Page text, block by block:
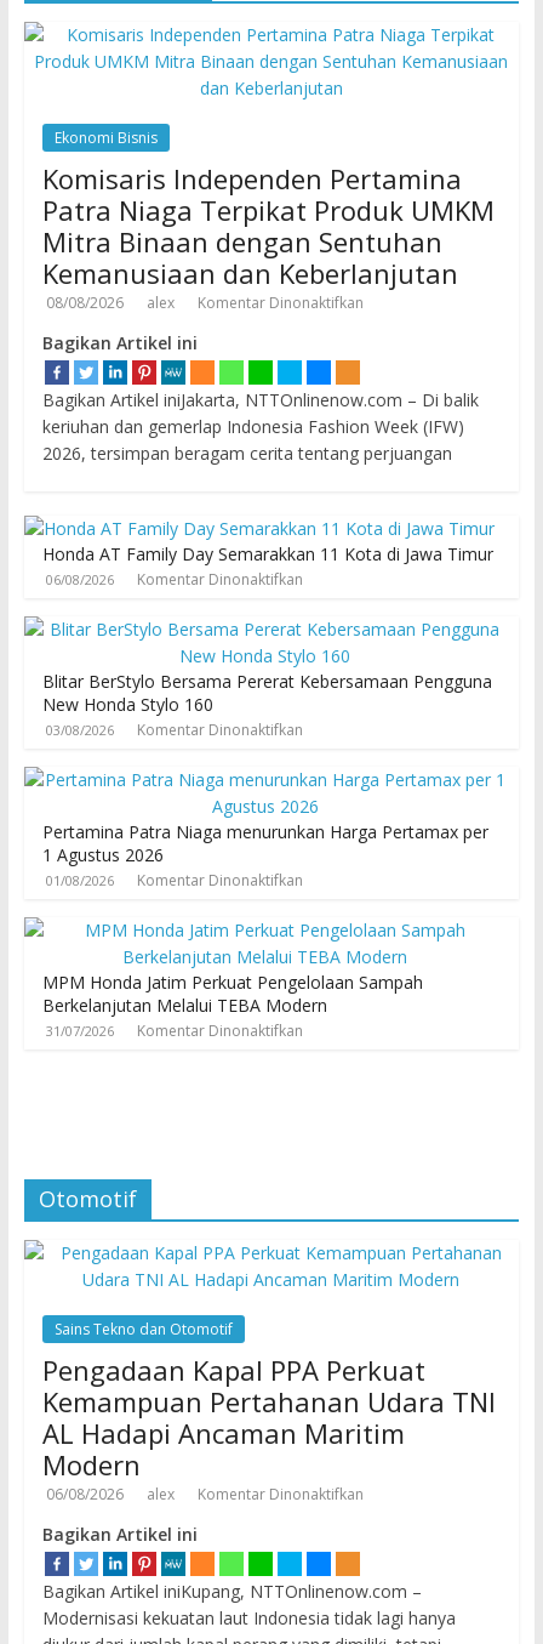
Ekonomi Bisnis
Komisaris Independen Pertamina
Patra Niaga Terpikat Produk UMKM
Mitra Binaan dengan Sentuhan
Kemanusiaan dan Keberlanjutan
08/08/2026 alex Komentar Dinonaktifkan
Bagikan Artikel ini
Bagikan Artikel iniJakarta, NTTOnlinenow.com – Di balik
keriuhan dan gemerlap Indonesia Fashion Week (IFW)
2026, tersimpan beragam cerita tentang perjuangan
Honda AT Family Day Semarakkan 11 Kota di Jawa Timur
06/08/2026 Komentar Dinonaktifkan
Blitar BerStylo Bersama Pererat Kebersamaan Pengguna
New Honda Stylo 160
03/08/2026 Komentar Dinonaktifkan
Pertamina Patra Niaga menurunkan Harga Pertamax per
1 Agustus 2026
01/08/2026 Komentar Dinonaktifkan
MPM Honda Jatim Perkuat Pengelolaan Sampah
Berkelanjutan Melalui TEBA Modern
31/07/2026 Komentar Dinonaktifkan
Otomotif
Sains Tekno dan Otomotif
Pengadaan Kapal PPA Perkuat
Kemampuan Pertahanan Udara TNI
AL Hadapi Ancaman Maritim
Modern
06/08/2026 alex Komentar Dinonaktifkan
Bagikan Artikel ini
Bagikan Artikel iniKupang, NTTOnlinenow.com –
Modernisasi kekuatan laut Indonesia tidak lagi hanya